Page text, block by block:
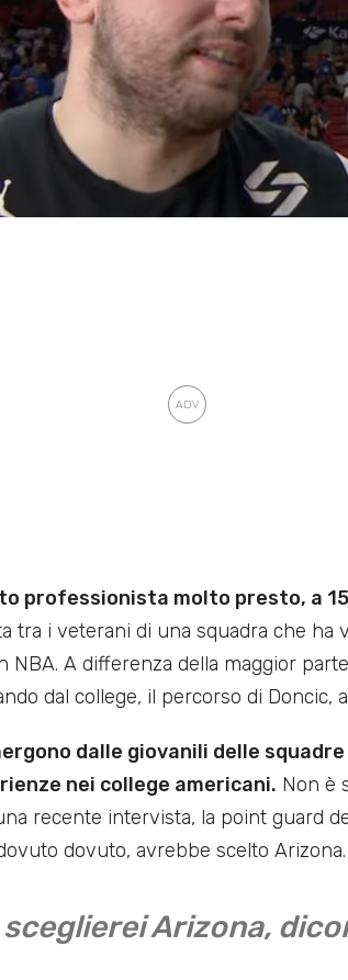
professionista molto presto, a
tra i veterani di una squadra che ha
NBA. A differenza della maggior
dal college, il percorso di Doncic,
dalle giovanili delle
nei college americani. Non è
recente intervista, la point guard
dovuto, avrebbe scelto Arizona.
Arizona,